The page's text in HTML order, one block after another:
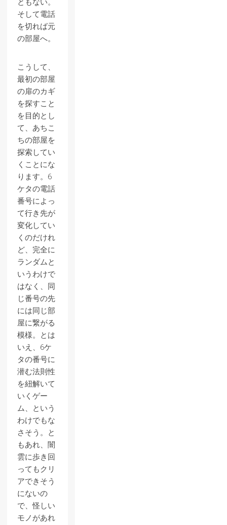
ともない。
そして電話
を切れば元
の部屋へ。
こうして、
最初の部屋
の扉のカギ
を探すこと
を目的とし
て、あちこ
ちの部屋を
探索してい
くことにな
ります。6
ケタの電話
番号によっ
て行き先が
変化してい
くのだけれ
ど、完全に
ランダムと
いうわけで
はなく、同
じ番号の先
には同じ部
屋に繋がる
模様。とは
いえ、6ケ
タの番号に
潜む法則性
を紐解いて
いくゲー
ム、という
わけでもな
さそう。と
もあれ、闇
雲に歩き回
ってもクリ
アできそう
にないの
で、怪しい
モノがあれ